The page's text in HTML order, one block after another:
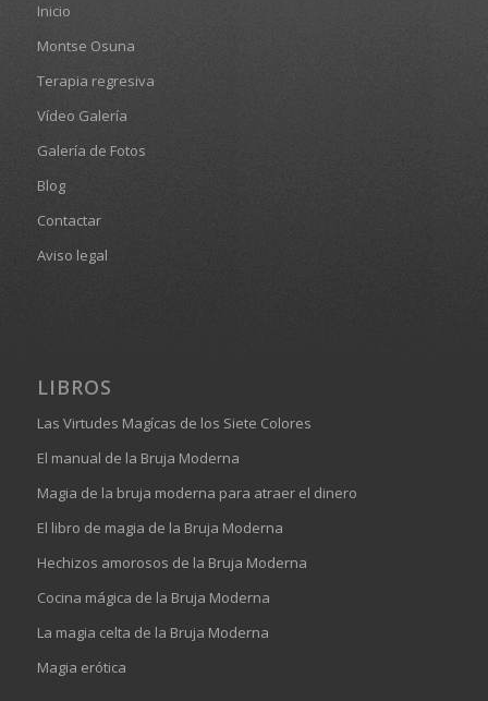
Inicio
Montse Osuna
Terapia regresiva
Vídeo Galería
Galería de Fotos
Blog
Contactar
Aviso legal
LIBROS
Las Virtudes Magícas de los Siete Colores
El manual de la Bruja Moderna
Magia de la bruja moderna para atraer el dinero
El libro de magia de la Bruja Moderna
Hechizos amorosos de la Bruja Moderna
Cocina mágica de la Bruja Moderna
La magia celta de la Bruja Moderna
Magia erótica